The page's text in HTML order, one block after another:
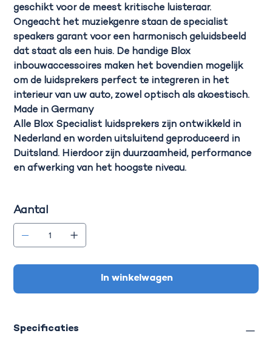
geschikt voor de meest kritische luisteraar.
Ongeacht het muziekgenre staan de specialist
speakers garant voor een harmonisch geluidsbeeld
dat staat als een huis. De handige Blox
inbouwaccessoires maken het bovendien mogelijk
om de luidsprekers perfect te integreren in het
interieur van uw auto, zowel optisch als akoestisch.
Made in Germany
Alle Blox Specialist luidsprekers zijn ontwikkeld in
Nederland en worden uitsluitend geproduceerd in
Duitsland. Hierdoor zijn duurzaamheid, performance
en afwerking van het hoogste niveau.
Aantal
In winkelwagen
Specificaties